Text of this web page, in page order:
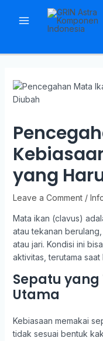
yang
Leave a Comment /
Mata ikan (clavus)
atau tekanan
atau jari. Kondisi ini
aktivitas, terutama
Sepatu yang
Utama
Kebiasaan memakai
tidak sesuai bentuk